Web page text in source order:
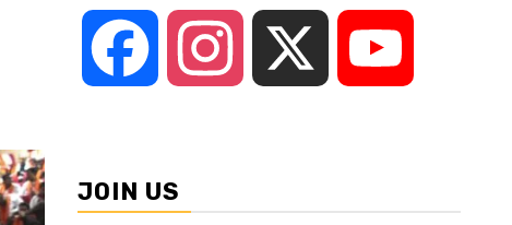
Facebook Instagram
JOIN US